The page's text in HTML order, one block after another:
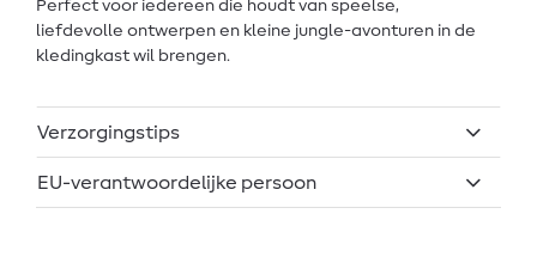
Perfect voor iedereen die houdt van speelse,
liefdevolle ontwerpen en kleine jungle-avonturen in de
kledingkast wil brengen.
Verzorgingstips
EU-verantwoordelijke persoon